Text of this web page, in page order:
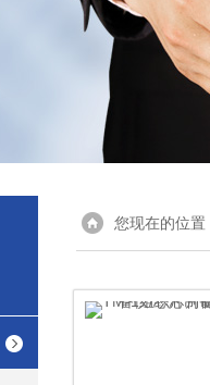
您现在的位置